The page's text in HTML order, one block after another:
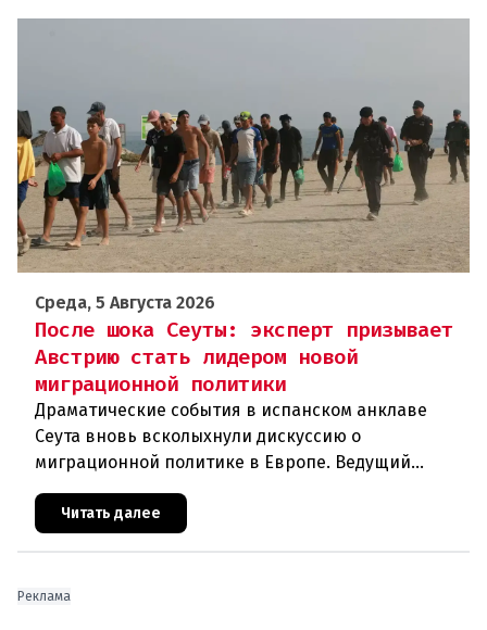
Среда, 5 Августа 2026
После шока Сеуты: эксперт призывает
Австрию стать лидером новой
миграционной политики
Драматические события в испанском анклаве
Сеута вновь всколыхнули дискуссию о
миграционной политике в Европе. Ведущий
эксперт по миграции Джеральд Кнаус, один из
архитекторов соглашения ЕС-Турция 2016
Читать далее
Реклама